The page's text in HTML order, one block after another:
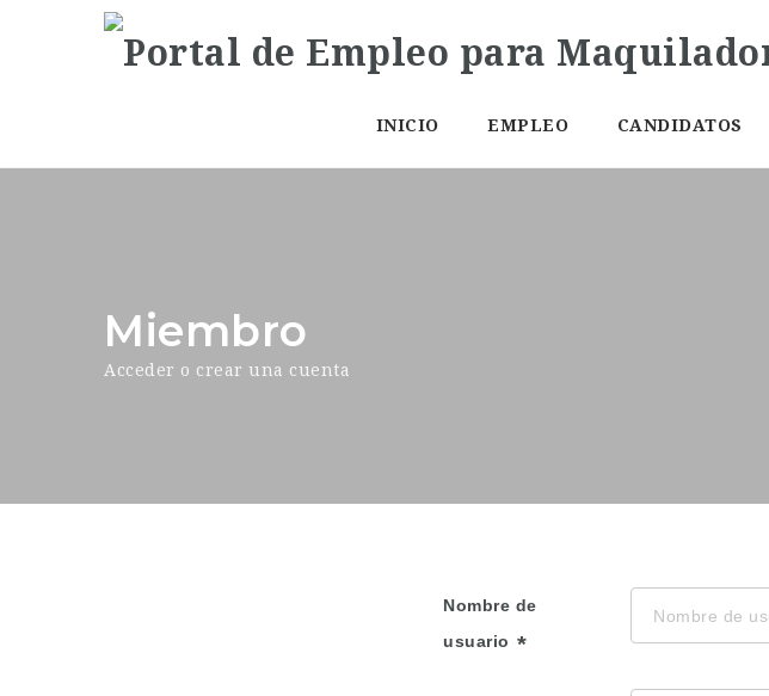
INICIO EMPLEO CANDIDATOS
Miembro
Acceder o crear una cuenta
Nombre de
usuario